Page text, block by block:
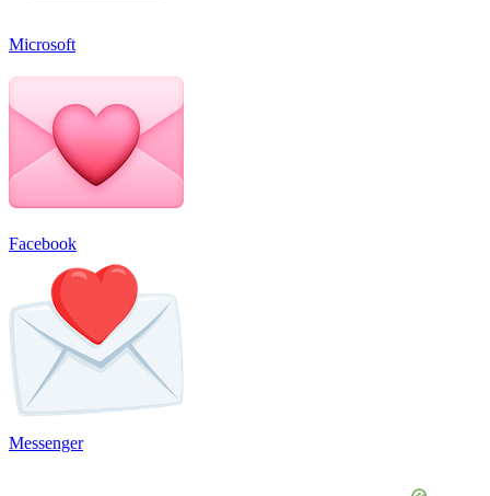
Microsoft
Facebook
Messenger